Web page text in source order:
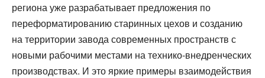
региона уже разрабатывает предложения по
переформатированию старинных цехов и созданию
на территории завода современных пространств с
новыми рабочими местами на технико-внедренческих
производствах. И это яркие примеры взаимодействия